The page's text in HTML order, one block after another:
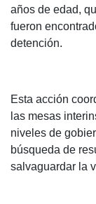
años de edad,
fueron
detención.
Esta acción
las mesas
niveles de
búsqueda de
salvaguardar la